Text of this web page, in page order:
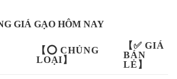
vào nhau, dễ nấu như bao loại gạo thơm
xong sau mùa vụ và mang đi chà sẽ có
GIÁ GẠO HÔM NAY
【⭕ CHỦNG
LOẠI】
【✅ GIÁ
BÁN
LẺ】